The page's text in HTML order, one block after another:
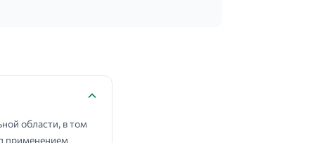
области, в том
применением